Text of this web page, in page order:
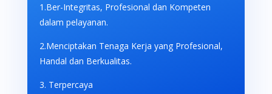
1.Ber-Integritas, Profesional dan Kompeten
dalam pelayanan.
2.Menciptakan Tenaga Kerja yang Profesional,
Handal dan Berkualitas.
3. Terpercaya